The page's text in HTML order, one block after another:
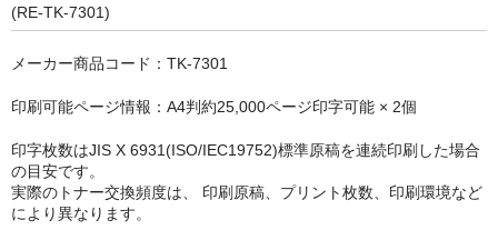
IBM
エプソン EPSON
ブラザー BROTHER
(RE-TK-7301)
メーカー商品コード：TK-7301
印刷可能ページ情報：A4判約25,000ページ印字可能 × 2個
印字枚数はJIS X 6931(ISO/IEC19752)標準原稿を連続印刷した場合
の目安です。
実際のトナー交換頻度は、 印刷原稿、プリント枚数、印刷環境など
により異なります。